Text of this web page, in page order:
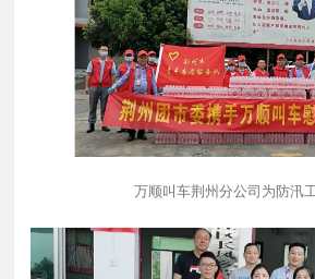
万顺叫车荆州分公司为防汛